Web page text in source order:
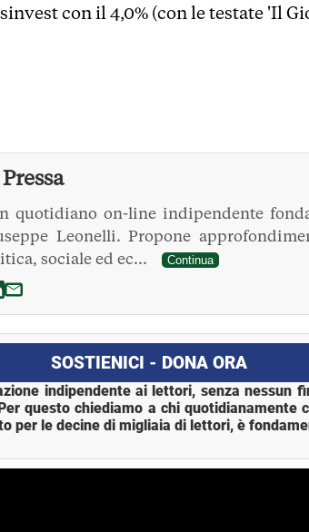
con il 4,0% (con le testate 'Il
quotidiano on-line indipendente
Leonelli. Propone
sociale ed ec...
Continua
SOSTIENICI - DONA ORA
indipendente ai lettori, senza nessun
questo chiediamo a chi quotidianamente
per le decine di migliaia di lettori, è